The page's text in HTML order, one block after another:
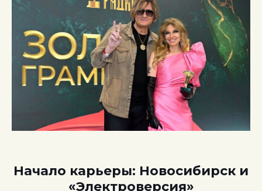
Начало карьеры: Новосибирск и
«Электроверсия»